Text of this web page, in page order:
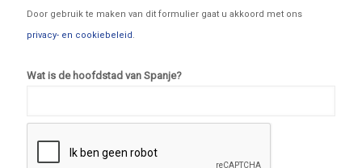
Door gebruik te maken van dit formulier gaat u akkoord met ons
privacy- en cookiebeleid.
Wat is de hoofdstad van Spanje?